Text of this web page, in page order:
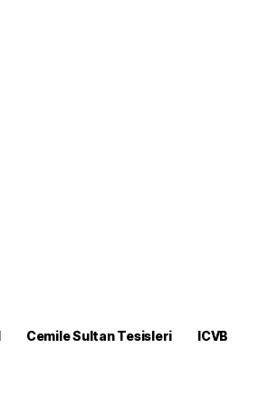
Cemile Sultan Tesisleri ICVB